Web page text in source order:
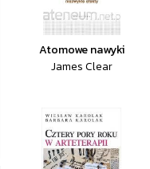
Atomowe nawyki
James Clear